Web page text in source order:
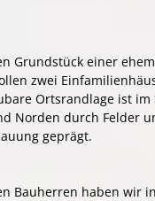
Grundstück einer
zwei
Ortsrandlage ist im
Norden durch Felder
geprägt.
Bauherren haben wir